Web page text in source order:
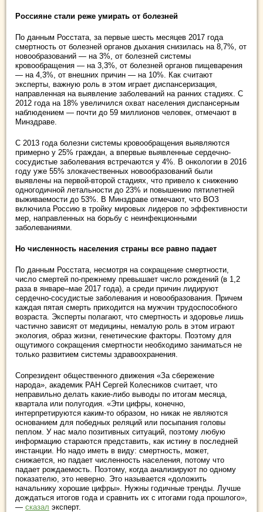
Россияне стали реже умирать от болезней
По данным Росстата, за первые шесть месяцев 2017 года
смертность от болезней органов дыхания снизилась на 8,7%, от
новообразований — на 3%, от болезней системы
кровообращения — на 3,3%, от болезней органов пищеварения
— на 4,3%, от внешних причин — на 10%. Как считают
эксперты, важную роль в этом играет диспансеризация,
направленная на выявление заболеваний на ранних стадиях. С
2012 года на 18% увеличился охват населения диспансерным
наблюдением — почти до 59 миллионов человек, отмечают в
Минздраве.
С 2013 года болезни системы кровообращения выявляются
примерно у 25% граждан, а впервые выявленные сердечно-
сосудистые заболевания встречаются у 4%. В онкологии в 2016
году уже 55% злокачественных новообразований были
выявлены на первой-второй стадиях, что привело к снижению
одногодичной летальности до 23% и повышению пятилетней
выживаемости до 53%. В Минздраве отмечают, что ВОЗ
включила Россию в тройку мировых лидеров по эффективности
мер, направленных на борьбу с неинфекционными
заболеваниями.
Но численность населения страны все равно падает
По данным Росстата, несмотря на сокращение смертности,
число смертей по-прежнему превышает число рождений (в 1,2
раза в январе–мае 2017 года), а среди причин лидируют
сердечно-сосудистые заболевания и новообразования. Причем
каждая пятая смерть приходится на мужчин трудоспособного
возраста. Эксперты полагают, что смертность и здоровье лишь
частично зависят от медицины, немалую роль в этом играют
экология, образ жизни, генетические факторы. Поэтому для
ощутимого сокращения смертности необходимо заниматься не
только развитием системы здравоохранения.
Сопрезидент общественного движения «За сбережение
народа», академик РАН Сергей Колесников считает, что
неправильно делать какие-либо выводы по итогам месяца,
квартала или полугодия. «Эти цифры, конечно,
интерпретируются каким-то образом, но никак не являются
основанием для победных реляций или посыпания головы
пеплом. У нас мало позитивных ситуаций, поэтому любую
информацию стараются представить, как истину в последней
инстанции. Но надо иметь в виду: смертность, может,
снижается, но падает численность населения, потому что
падает рождаемость. Поэтому, когда анализируют по одному
показателю, это неверно. Это называется «доложить
начальнику хорошие цифры». Нужны годичные тренды. Лучше
дождаться итогов года и сравнить их с итогами года прошлого»,
— сказал эксперт.